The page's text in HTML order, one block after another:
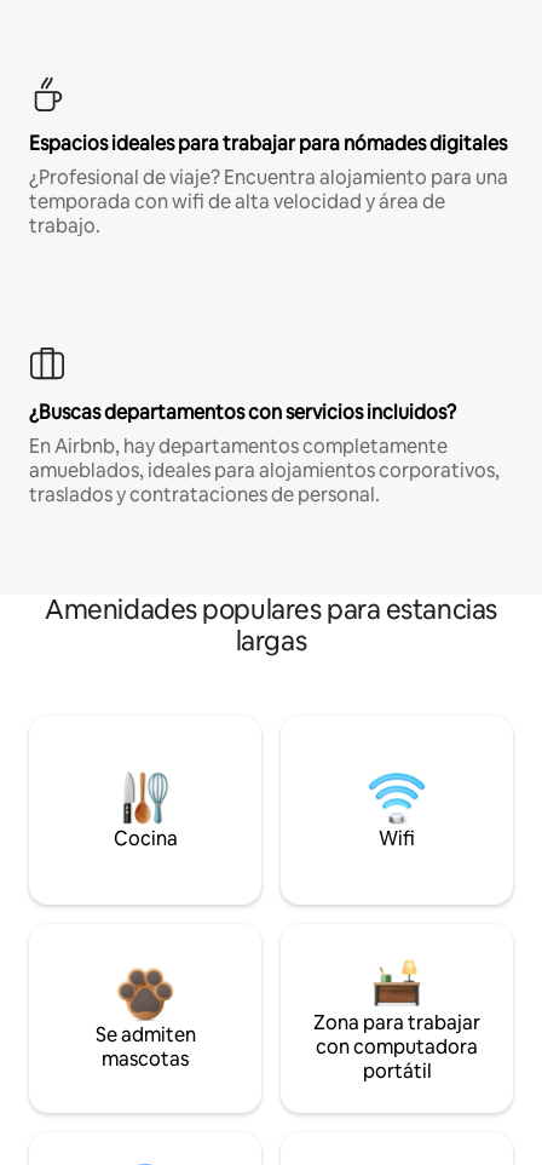
Espacios ideales para trabajar para nómades digitales
¿Profesional de viaje? Encuentra alojamiento para una
temporada con wifi de alta velocidad y área de
trabajo.
¿Buscas departamentos con servicios incluidos?
En Airbnb, hay departamentos completamente
amueblados, ideales para alojamientos corporativos,
traslados y contrataciones de personal.
Amenidades populares para estancias
largas
Cocina Wifi
Se admiten
mascotas
Zona para trabajar
con computadora
portátil